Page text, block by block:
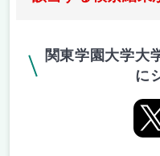
関東学園大学大
に